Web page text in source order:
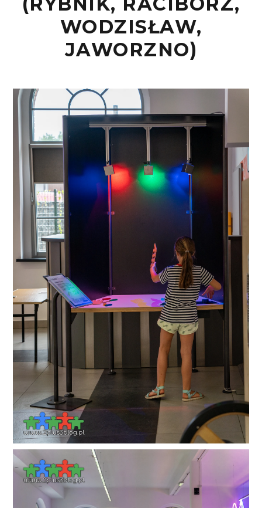
WODZISŁAW,
JAWORZNO)